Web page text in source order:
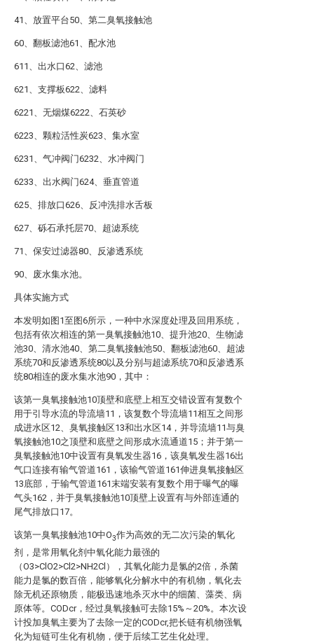
41、放置平台50、第二臭氧接触池
60、翻板滤池61、配水池
611、出水口62、滤池
621、支撑板622、滤料
6221、无烟煤6222、石英砂
6223、颗粒活性炭623、集水室
6231、气冲阀门6232、水冲阀门
6233、出水阀门624、垂直管道
625、排放口626、反冲洗排水舌板
627、砾石承托层70、超滤系统
71、保安过滤器80、反渗透系统
90、废水集水池。
具体实施方式
本发明如图1至图6所示，一种中水深度处理及回用系统，
包括有依次相连的第一臭氧接触池10、提升池20、生物滤
池30、清水池40、第二臭氧接触池50、翻板滤池60、超滤
系统70和反渗透系统80以及分别与超滤系统70和反渗透系
统80相连的废水集水池90，其中：
该第一臭氧接触池10顶壁和底壁上相互交错设置有复数个
用于引导水流的导流墙11，该复数个导流墙11相互之间形
成进水区12、臭氧接触区13和出水区14，并导流墙11与臭
氧接触池10之顶壁和底壁之间形成水流通道15；并于第一
臭氧接触池10中设置有臭氧发生器16，该臭氧发生器16出
气口连接有输气管道161，该输气管道161伸进臭氧接触区
13底部，于输气管道161末端安装有复数个用于曝气的曝
气头162，并于臭氧接触池10顶壁上设置有与外部连通的
尾气排放口17。
该第一臭氧接触池10中O3作为高效的无二次污染的氧化
剂，是常用氧化剂中氧化能力最强的
（O3>ClO2>Cl2>NH2Cl），其氧化能力是氯的2倍，杀菌
能力是氯的数百倍，能够氧化分解水中的有机物，氧化去
除无机还原物质，能极迅速地杀灭水中的细菌、藻类、病
原体等。CODcr，经过臭氧接触可去除15%～20%。本次设
计投加臭氧主要为了去除一定的CODcr,把长链有机物强氧
化为短链可生化有机物，便于后续工艺生化处理。